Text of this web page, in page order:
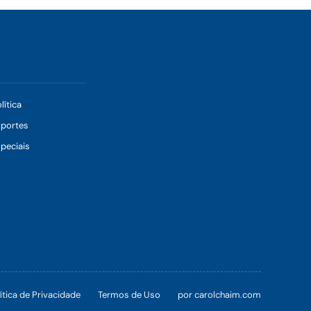
de Privacidade Termos de Uso por carolchaim.com